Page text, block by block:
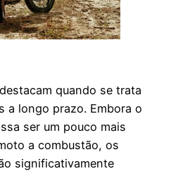
quando se trata
a longo prazo. Embora o
ser um pouco mais
a combustão, os
significativamente